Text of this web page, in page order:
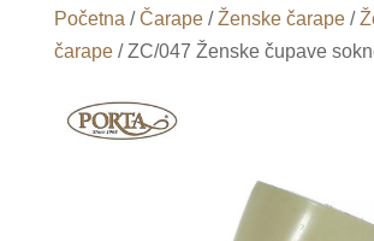
Početna /Čarape/Ženske čarape/
čarape/ ZC/047 Ženske čupave